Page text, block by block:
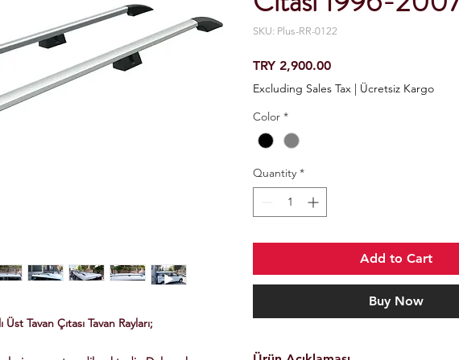
Tavan Çıtası Tavan Rayları;
SKU: Plus-RR-0122
TRY 2,900.00Price
Excluding Sales Tax | Ücretsiz Kargo
Color *
Quantity *
Add to Cart
Buy Now